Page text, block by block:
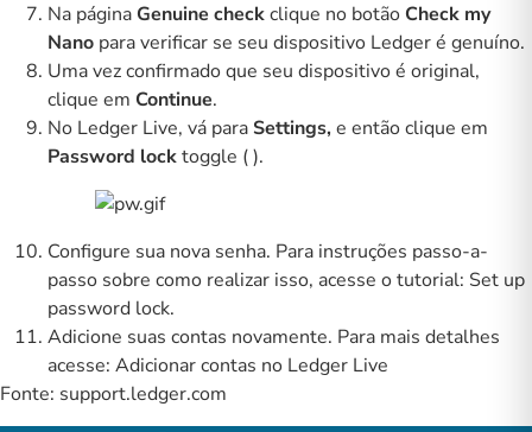
Na páginaGenuine checkclique no botãoCheck my
Nano para verificar se seu dispositivo Ledger é genuíno.
Uma vez confirmado que seu dispositivo é original,
clique em Continue.
No Ledger Live, vá para Settings, e então clique em
Password locktoggle ().
Configure sua nova senha. Para instruções passo-a-
passo sobre como realizar isso, acesse o tutorial: Set up
password lock.
Adicione suas contas novamente. Para mais detalhes
acesse: Adicionar contas no Ledger Live
Fonte: support.ledger.com